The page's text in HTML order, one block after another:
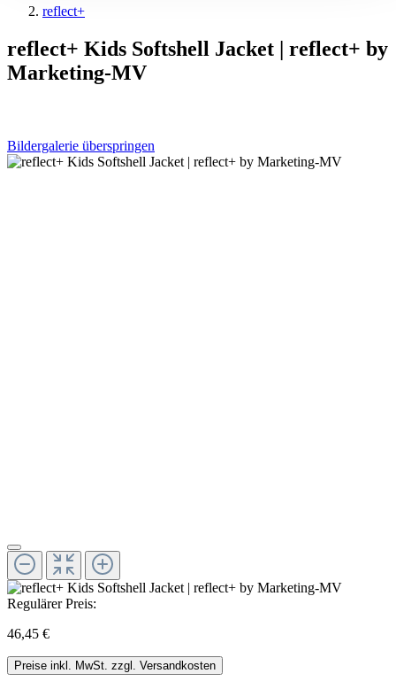
reflect+
reflect+ Kids Softshell Jacket | reflect+ by
Marketing-MV
Bildergalerie überspringen
Regulärer Preis:
46,45 €
Preise inkl. MwSt. zzgl. Versandkosten